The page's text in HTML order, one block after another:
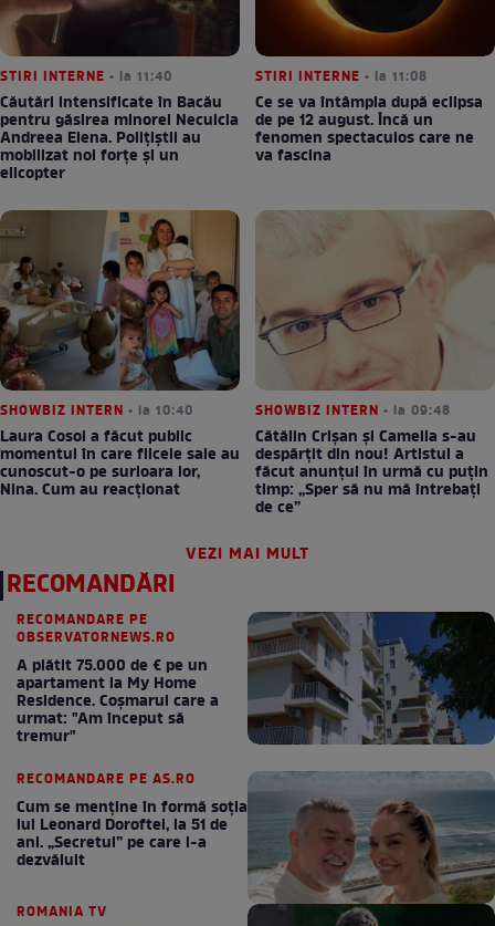
STIRI INTERNE • la 11:40
Căutări intensificate în Bacău
pentru găsirea minorei Neculcia
Andreea Elena. Polițiștii au
mobilizat noi forțe și un
elicopter
STIRI INTERNE • la 11:08
Ce se va întâmpla după eclipsa
de pe 12 august. Încă un
fenomen spectaculos care ne
va fascina
SHOWBIZ INTERN • la 10:40
Laura Cosoi a făcut public
momentul în care fiicele sale au
cunoscut-o pe surioara lor,
Nina. Cum au reacționat
SHOWBIZ INTERN • la 09:48
Cătălin Crișan și Camelia s-au
despărțit din nou! Artistul a
făcut anunțul în urmă cu puțin
timp: „Sper să nu mă întrebați
de ce”
VEZI MAI MULT
RECOMANDĂRI
RECOMANDARE PE
OBSERVATORNEWS.RO
A plătit 75.000 de € pe un
apartament la My Home
Residence. Coşmarul care a
urmat: "Am început să
tremur"
RECOMANDARE PE AS.RO
Cum se menţine în formă soţia
lui Leonard Doroftei, la 51 de
ani. „Secretul” pe care l-a
dezvăluit
ROMANIA TV